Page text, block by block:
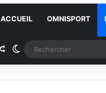
ACCUEIL OMNISPORT
Article Aléatoire
Switch skin